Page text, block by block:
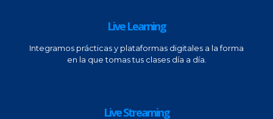
Live Learning
Integramos prácticas y plataformas digitales a la forma
en la que tomas tus clases día a día.
Live Streaming